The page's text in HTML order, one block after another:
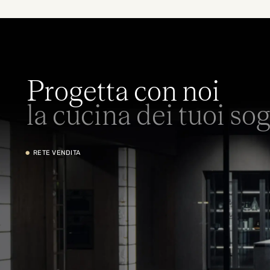
Progetta con noi
la cucina dei tuoi
• RETE VENDITA